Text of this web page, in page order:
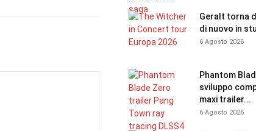
Geralt torna
di nuovo in
6 Agosto 2026
Phantom
sviluppo
maxi trailer...
6 Agosto 2026